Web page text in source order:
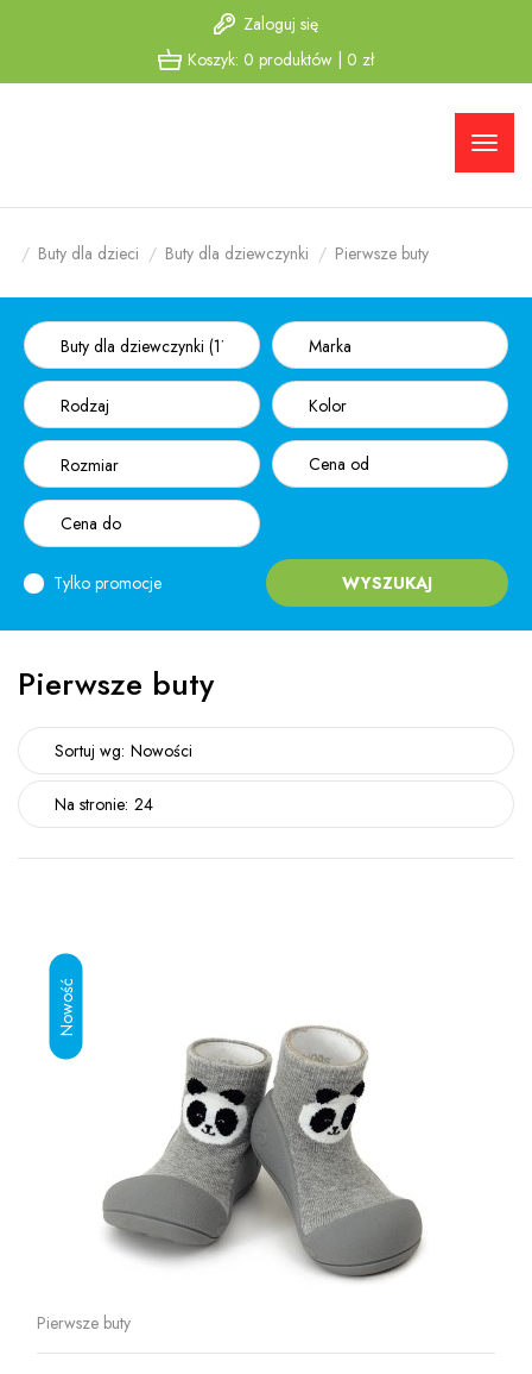
do menu
do
Zaloguj się
Koszyk: 0 produktów 0 zł
Buty dla dzieci Buty dla dziewczynki Pierwsze buty
Buty dla dziewczynki (1135) Marka
Rodzaj Kolor
Rozmiar
Tylko promocje WYSZUKAJ
Pierwsze buty
Sortuj wg: Nowości
Na stronie: 24
Pierwsze buty